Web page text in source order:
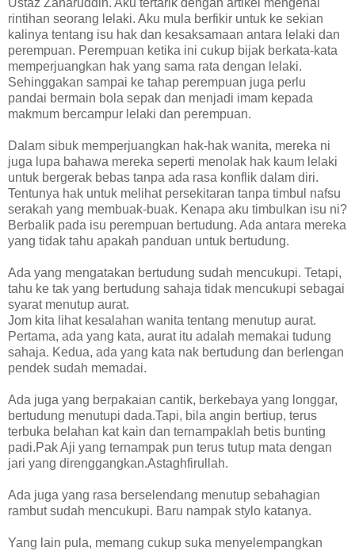
Ustaz Zaharuddin. Aku tertarik dengan artikel mengenai
rintihan seorang lelaki. Aku mula berfikir untuk ke sekian
kalinya tentang isu hak dan kesaksamaan antara lelaki dan
perempuan. Perempuan ketika ini cukup bijak berkata-kata
memperjuangkan hak yang sama rata dengan lelaki.
Sehinggakan sampai ke tahap perempuan juga perlu
pandai bermain bola sepak dan menjadi imam kepada
makmum bercampur lelaki dan perempuan.
Dalam sibuk memperjuangkan hak-hak wanita, mereka ni
juga lupa bahawa mereka seperti menolak hak kaum lelaki
untuk bergerak bebas tanpa ada rasa konflik dalam diri.
Tentunya hak untuk melihat persekitaran tanpa timbul nafsu
serakah yang membuak-buak. Kenapa aku timbulkan isu ni?
Berbalik pada isu perempuan bertudung. Ada antara mereka
yang tidak tahu apakah panduan untuk bertudung.
Ada yang mengatakan bertudung sudah mencukupi. Tetapi,
tahu ke tak yang bertudung sahaja tidak mencukupi sebagai
syarat menutup aurat.
Jom kita lihat kesalahan wanita tentang menutup aurat.
Pertama, ada yang kata, aurat itu adalah memakai tudung
sahaja. Kedua, ada yang kata nak bertudung dan berlengan
pendek sudah memadai.
Ada juga yang berpakaian cantik, berkebaya yang longgar,
bertudung menutupi dada.Tapi, bila angin bertiup, terus
terbuka belahan kat kain dan ternampaklah betis bunting
padi.Pak Aji yang ternampak pun terus tutup mata dengan
jari yang direnggangkan.Astaghfirullah.
Ada juga yang rasa berselendang menutup sebahagian
rambut sudah mencukupi. Baru nampak stylo katanya.
Yang lain pula, memang cukup suka menyelempangkan